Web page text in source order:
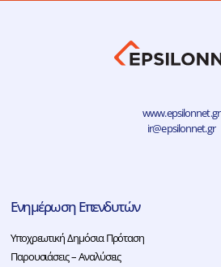
www.epsilonnet.gr
ir@epsilonnet.gr
Ενημέρωση Επενδυτών
Υποχρεωτική Δημόσια Πρόταση
Παρουσιάσεις – Αναλύσεις